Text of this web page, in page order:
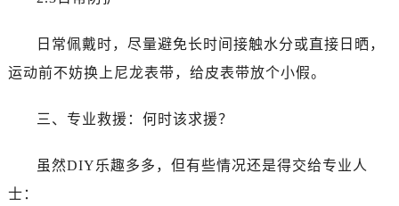
日常佩戴时，尽量避免长时间接触水分或直接日晒，
运动前不妨换上尼龙表带，给皮表带放个小假。
三、专业救援：何时该求援？
虽然DIY乐趣多多，但有些情况还是得交给专业人
士：